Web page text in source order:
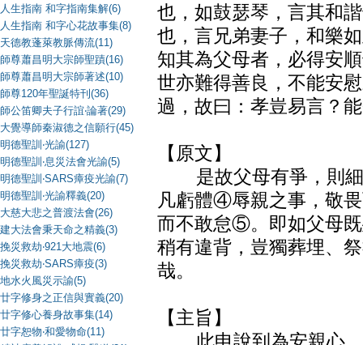
人生指南 和字指南集解(6)
人生指南 和字心花故事集(8)
天德教蓬萊教脈傳流(11)
師尊蕭昌明大宗師聖蹟(16)
師尊蕭昌明大宗師著述(10)
師尊120年聖誕特刊(36)
師公笛卿夫子行誼‧論著(29)
大覺導師秦淑德之信願行(45)
明德聖訓‧光諭(127)
明德聖訓‧息災法會光諭(5)
明德聖訓‧SARS瘴疫光諭(7)
明德聖訓‧光諭釋義(20)
大慈大悲之普渡法會(26)
建大法會秉天命之精義(3)
挽災救劫‧921大地震(6)
挽災救劫‧SARS瘴疫(3)
地水火風災示諭(5)
廿字修身之正信與實義(20)
廿字修心養身故事集(14)
廿字恕物‧和愛物命(11)
也，如鼓瑟琴，言其和
也，言兄弟妻子，和樂
知其為父母者，必得安
世亦難得善良，不能安
過，故曰：孝豈易言？
【原文】
是故父母有爭，則細
凡虧體④辱親之事，敬
而不敢怠⑤。即如父母
稍有違背，豈獨葬埋、
哉。
【主旨】